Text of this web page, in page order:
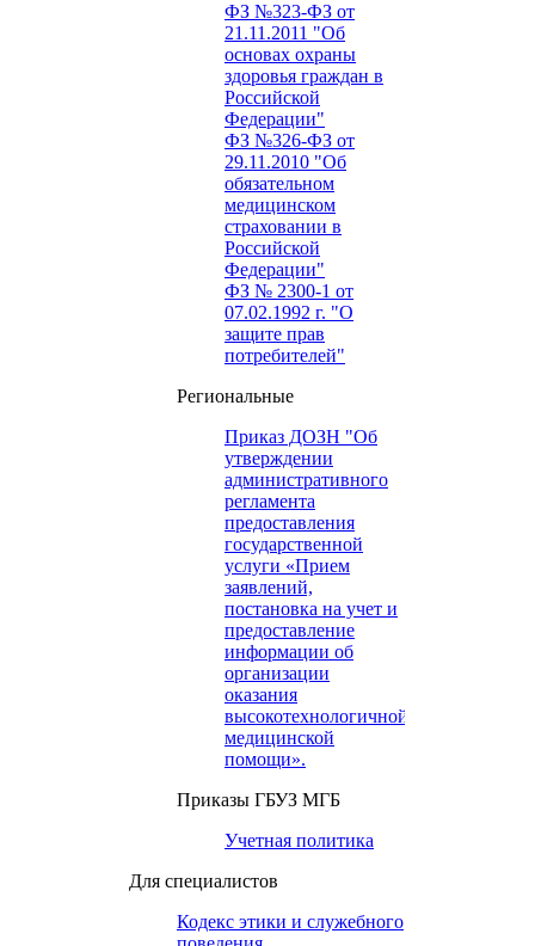
ФЗ №323-ФЗ от
21.11.2011 "Об
основах охраны
здоровья граждан в
Российской
Федерации"
ФЗ №326-ФЗ от
29.11.2010 "Об
обязательном
медицинском
страховании в
Российской
Федерации"
ФЗ № 2300-1 от
07.02.1992 г. "О
защите прав
потребителей"
Региональные
Приказ ДОЗН "Об
утверждении
административного
регламента
предоставления
государственной
услуги «Прием
заявлений,
постановка на учет и
предоставление
информации об
организации
оказания
высокотехнологичной
медицинской
помощи».
Приказы ГБУЗ МГБ
Учетная политика
Для специалистов
Кодекс этики и служебного